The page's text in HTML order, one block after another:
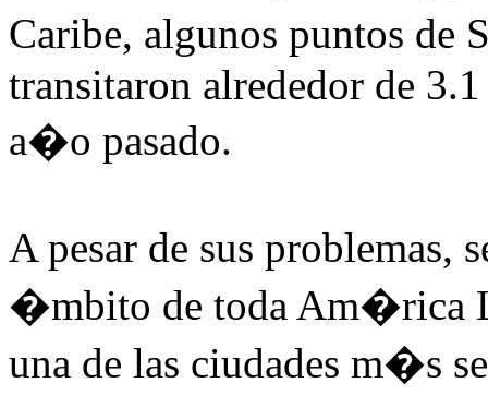
Caribe, algunos puntos
transitaron alrededor de
a�o pasado.
A pesar de sus problemas,
�mbito de toda Am�rica
una de las ciudades m�s